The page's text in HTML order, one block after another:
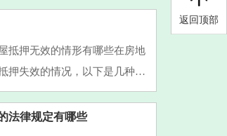
抵押无效的情形有哪些在房地
押失效的情况，以下是几种主
房屋并不具备相应的处分权
法律规定有哪些
返回顶部